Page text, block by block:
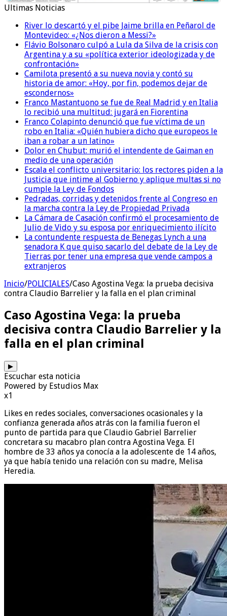
Ultimas Noticias
River lo descartó y el pibe Jaime brilla en Peñarol de
Montevideo: «¿Nos dieron a Messi?»
Flávio Bolsonaro culpó a Lula da Silva de la crisis con
Argentina y a su «política exterior ideologizada y de
confrontación»
Camilota presentó a su nueva novia y contó su
historia de amor: «Hoy, por fin, podemos dejar de
escondernos»
Franco Mastantuono se fue de Real Madrid y en Italia
lo recibió una multitud: jugará en Fiorentina
Franco Colapinto denunció que fue víctima de un
robo en Italia: «Quién hubiera dicho que europeos le
iban a robar a un latino»
Dolor en Chubut: murió el intendente de Gaiman en
medio de una operación
Escala el conflicto universitario: los rectores piden a la
Justicia que intime al Gobierno y aplique multas si no
cumple la Ley de Fondos
Pedradas, corridas y detenidos frente al Congreso en
la marcha contra la Ley de Propiedad Privada
La Cámara de Casación confirmó el procesamiento de
Julio de Vido y su esposa por enriquecimiento ilícito
La contundente respuesta de Benegas Lynch a una
senadora K que quiso sacarlo del debate de la Ley de
Tierras por tener una empresa que vende campos a
extranjeros
Inicio/POLICIALES/Caso Agostina Vega: la prueba decisiva
contra Claudio Barrelier y la falla en el plan criminal
Caso Agostina Vega: la prueba
decisiva contra Claudio Barrelier y la
falla en el plan criminal
▶
Escuchar esta noticia
Powered by Estudios Max
x1
Likes en redes sociales, conversaciones ocasionales y la
confianza generada años atrás con la familia fueron el
punto de partida para que Claudio Gabriel Barrelier
concretara su macabro plan contra Agostina Vega. El
hombre de 33 años ya conocía a la adolescente de 14 años,
ya que había tenido una relación con su madre, Melisa
Heredia.